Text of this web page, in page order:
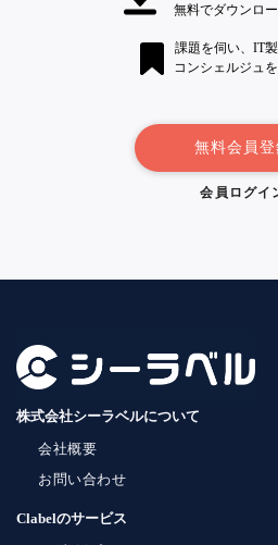
無料でダウンロー
課題を伺い、IT
コンシェルジュ
無料会員登
会員ログイ
株式会社シーラベルについて
会社概要
お問い合わせ
Clabelのサービス